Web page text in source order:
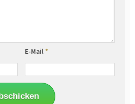
E-Mail*